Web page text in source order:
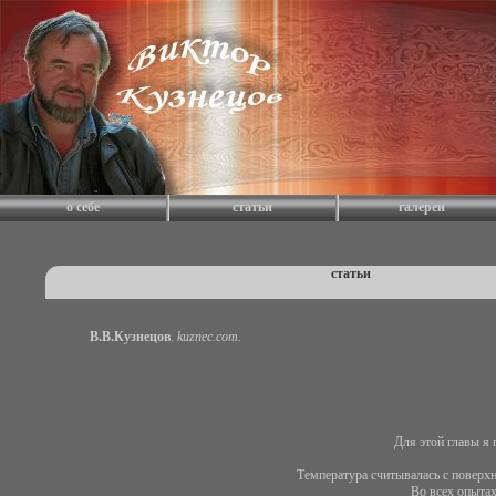
о себе статьи галереи
статьи
В.В.Кузнецов. kuznec.com.
Для этой главы я
Температура считывалась с
Во всех